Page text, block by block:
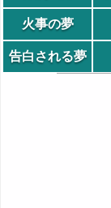
火事の夢
告白される夢